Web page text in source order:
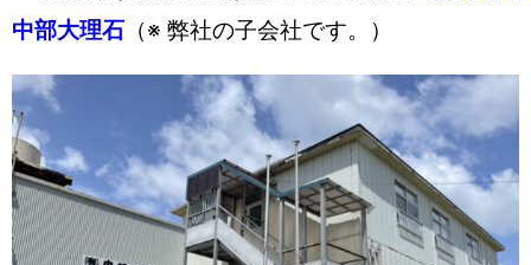
中部大理石 （※ 弊社の子会社です。）